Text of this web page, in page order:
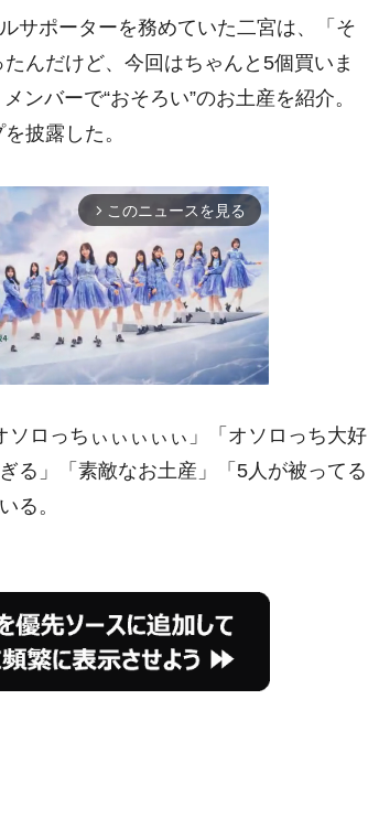
サポーターを務めていた二宮は、「そ
んだけど、今回はちゃんと5個買いま
ンバーで“おそろい”のお土産を紹介。
披露した。
arrow_forward_ios このニュースを見る
M
ロっちぃぃぃぃぃ」「オソロっち大好
る」「素敵なお土産」「5人が被ってる
る。